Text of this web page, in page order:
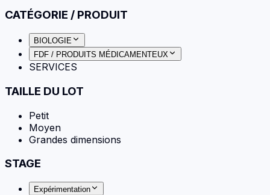
CATÉGORIE / PRODUIT
BIOLOGIE
FDF / PRODUITS MÉDICAMENTEUX
SERVICES
TAILLE DU LOT
Petit
Moyen
Grandes dimensions
STAGE
Expérimentation